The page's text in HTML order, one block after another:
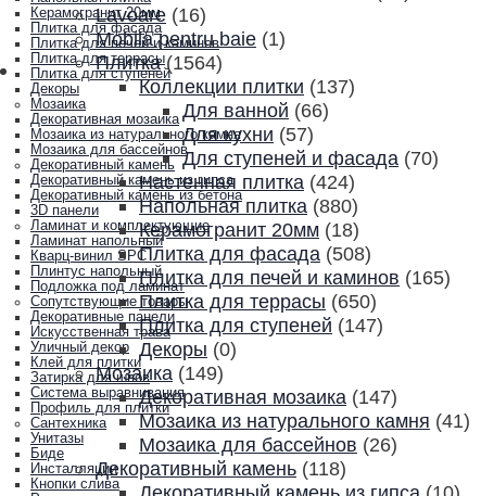
Керамогранит 20мм
Плитка для фасада
Плитка для печей и каминов
Плитка для террасы
Плитка для ступеней
Декоры
Мозаика
Декоративная мозаика
Мозаика из натурального камня
Мозаика для бассейнов
Декоративный камень
Декоративный камень из гипса
Декоративный камень из бетона
3D панели
Ламинат и комплектующие
Ламинат напольный
Кварц-винил SPC
Плинтус напольный
Подложка под ламинат
Сопутствующие товары
Декоративные панели
Искусственная трава
Уличный декор
Клей для плитки
Затирка для швов
Система выравнивания
Профиль для плитки
Сантехника
Унитазы
Биде
Инсталляции
Кнопки слива
Lavoare (16)
Mobila pentru baie (1)
Плитка (1564)
Коллекции плитки (137)
Для ванной (66)
Для кухни (57)
Для ступеней и фасада (70)
Настенная плитка (424)
Напольная плитка (880)
Керамогранит 20мм (18)
Плитка для фасада (508)
Плитка для печей и каминов (165)
Плитка для террасы (650)
Плитка для ступеней (147)
Декоры (0)
Мозаика (149)
Декоративная мозаика (147)
Мозаика из натурального камня (41)
Мозаика для бассейнов (26)
Декоративный камень (118)